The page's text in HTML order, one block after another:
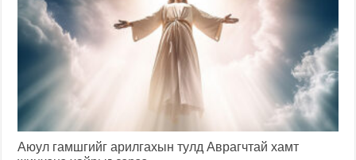
Аюул гамшгийг арилгахын тулд Аврагчтай хамт